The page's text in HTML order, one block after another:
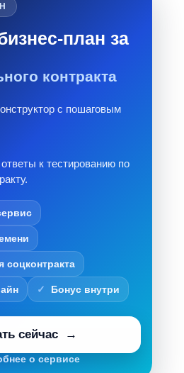
план за
контракта
с пошаговым
к тестированию по
соцконтракта
Бонус внутри
сейчас
о сервисе